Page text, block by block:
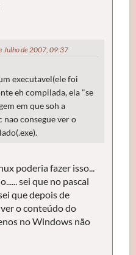
Julho de 2007, 09:37
executavel(ele foi
eh compilada, ela "se
em que soh a
nao consegue ver o
poderia fazer isso...
sei que no pascal
que depois de
o conteúdo do
no Windows não